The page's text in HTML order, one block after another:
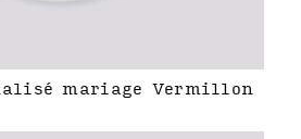
mariage Vermillon